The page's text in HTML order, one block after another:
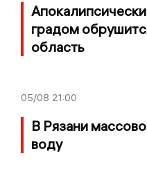
градом
область
05/08 21:00
В Рязани
воду